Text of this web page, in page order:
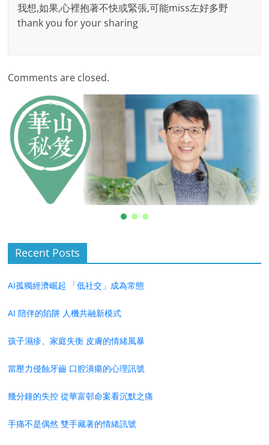
我想,如果,心裡抱著不快或緊張,可能miss左好多野
thank you for your sharing
Comments are closed.
Recent Posts
AI孤獨經濟崛起 「低社交」成為常態
AI 陪伴的陷阱 人機共融新模式
孩子濕疹、家庭失衡 皮膚的情緒風暴
當壓力侵蝕牙齒 口腔潰瘍的心理訊號
幾分鐘的失控 從華富邨命案看沉默之痛
手痛不是偶然 雙手藏著的情緒訊號